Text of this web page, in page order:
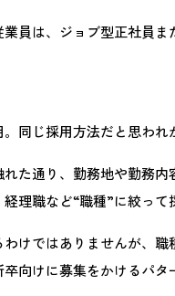
員は、ジョブ型正社員ま
同じ採用方法だと思われ
た通り、勤務地や勤務
理職など“職種”に絞って
けではありませんが、
向けに募集をかけるパタ